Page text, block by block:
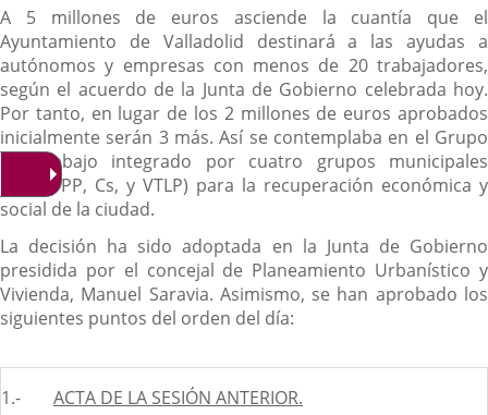
Descripción
A 5 millones de euros asciende la cuantía que el
Ayuntamiento de Valladolid destinará a las ayudas a
autónomos y empresas con menos de 20 trabajadores,
según el acuerdo de la Junta de Gobierno celebrada hoy.
Por tanto, en lugar de los 2 millones de euros aprobados
inicialmente serán 3 más. Así se contemplaba en el Grupo
de Trabajo integrado por cuatro grupos municipales
(PSOE, PP, Cs, y VTLP) para la recuperación económica y
social de la ciudad.
La decisión ha sido adoptada en la Junta de Gobierno
presidida por el concejal de Planeamiento Urbanístico y
Vivienda, Manuel Saravia. Asimismo, se han aprobado los
siguientes puntos del orden del día:
1.-
ACTA DE LA SESIÓN ANTERIOR.